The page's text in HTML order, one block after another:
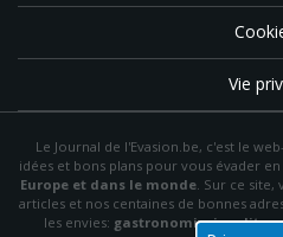
Vie
Le Journal de l'Evasion.be, c'est le
idées et bons plans pour vous évader en
Europe et dans le monde. Sur ce site,
articles et nos centaines de bonnes
les envies: gastronomie,insolite,